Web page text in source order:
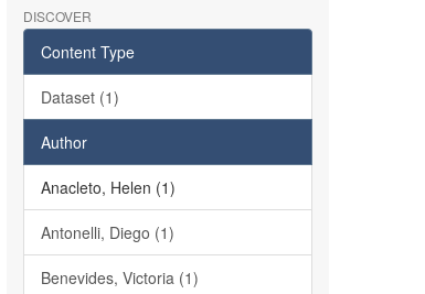
DISCOVER
Content Type
Dataset (1)
Author
Anacleto, Helen (1)
Antonelli, Diego (1)
Benevides, Victoria (1)